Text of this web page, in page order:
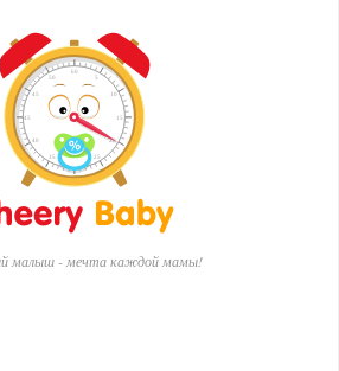
малыш - мечта каждой мамы!